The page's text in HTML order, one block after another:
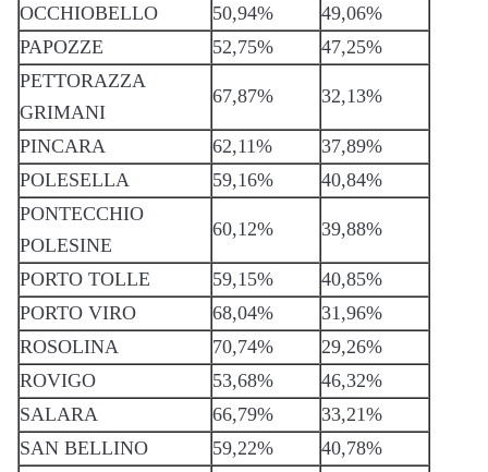
OCCHIOBELLO
50,94%
49,06%
PAPOZZE
52,75%
47,25%
PETTORAZZA
GRIMANI
67,87% 32,13%
PINCARA 62,11%
37,89%
POLESELLA
59,16%
40,84%
PONTECCHIO
POLESINE
60,12% 39,88%
PORTO TOLLE 59,15%
40,85%
PORTO VIRO
68,04%
31,96%
ROSOLINA
70,74%
29,26%
ROVIGO
53,68%
46,32%
SALARA
66,79%
33,21%
SAN BELLINO
59,22%
40,78%